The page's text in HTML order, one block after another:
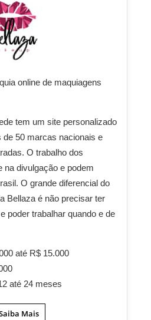
online de maquiagens
tem um site personalizado
de 50 marcas nacionais e
O trabalho dos
na divulgação e podem
O grande diferencial do
Bellaza é não precisar ter
poder trabalhar quando e de
até R$ 15.000
até 24 meses
Mais